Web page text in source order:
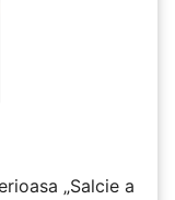
„Salcie a